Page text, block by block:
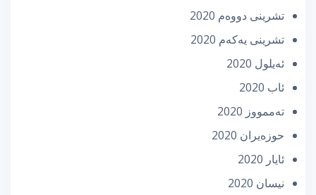
تشرینی دووه‌م 2020
تشرینی یه‌كه‌م 2020
ئه‌یلول 2020
ئاب 2020
تەممووز 2020
حوزه‌یران 2020
ئایار 2020
نیسان 2020